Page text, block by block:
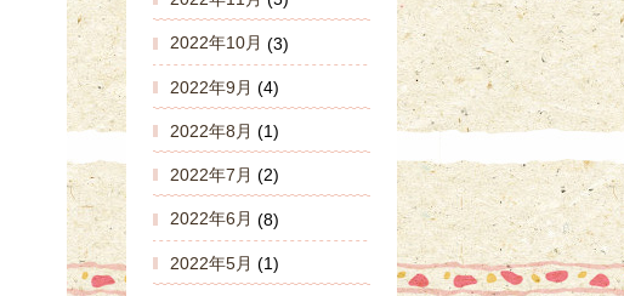
2022年10月 (3)
2022年9月 (4)
2022年8月 (1)
2022年7月 (2)
2022年6月 (8)
2022年5月 (1)